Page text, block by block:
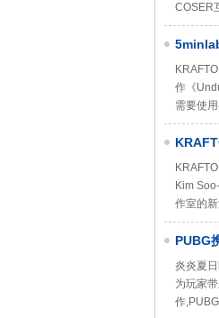
COSER
作《
需要使
Kim
作室的
PUBG
炎炎夏
为玩家
作